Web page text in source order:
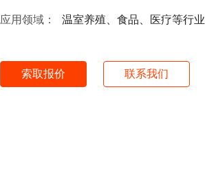
应用领域： 温室养殖、食品、医疗等行业
索取报价 联系我们